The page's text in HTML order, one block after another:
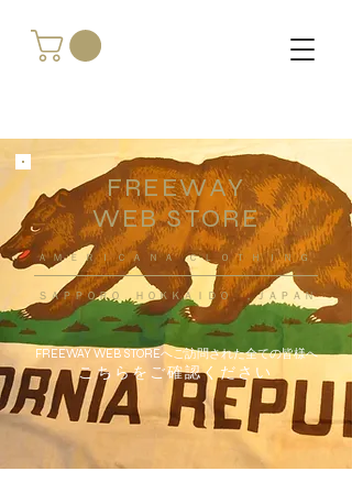
FREEWAY
WEB STORE
​ＡＭＥＲＩＣＡＮＡ ＣＬＯＴＨＩＮＧ
ＳＡＰＰＯＲＯ ＨＯＫＫＡＩＤＯ ，ＪＡＰＡＮ
FREEWAY WEB STOREへご訪問された全ての皆様へ
こちらをご確認ください